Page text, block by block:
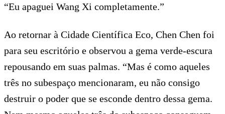
“Eu apaguei Wang Xi completamente.”
Ao retornar à Cidade Científica Eco, Chen Chen foi
para seu escritório e observou a gema verde-escura
repousando em suas palmas. “Mas é como aqueles
três no subespaço mencionaram, eu não consigo
destruir o poder que se esconde dentro dessa gema.